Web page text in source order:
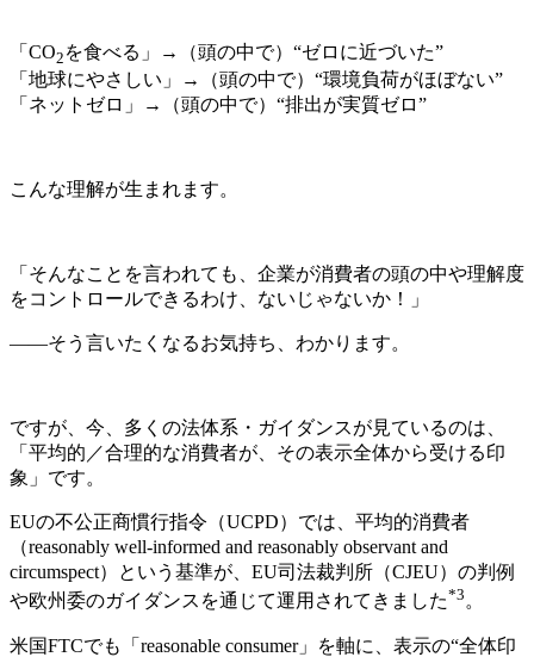
「CO2 を食べる」→（頭の中で）“ゼロに近づいた”
「地球にやさしい」→（頭の中で）“環境負荷がほぼない”
「ネットゼロ」→（頭の中で）“排出が実質ゼロ”
こんな理解が生まれます。
「そんなことを言われても、企業が消費者の頭の中や理解度
をコントロールできるわけ、ないじゃないか！」
——そう言いたくなるお気持ち、わかります。
ですが、今、多くの法体系・ガイダンスが見ているのは、
「平均的／合理的な消費者が、その表示全体から受ける印
象」です。
EUの不公正商慣行指令（UCPD）では、平均的消費者
（reasonably well-informed and reasonably observant and
circumspect）という基準が、EU司法裁判所（CJEU）の判例
や欧州委のガイダンスを通じて運用されてきました*3。
米国FTCでも「reasonable consumer」を軸に、表示の“全体印